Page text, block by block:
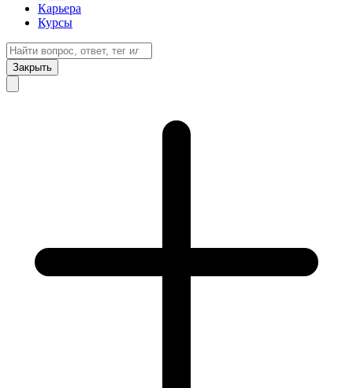
Карьера
Курсы
Закрыть